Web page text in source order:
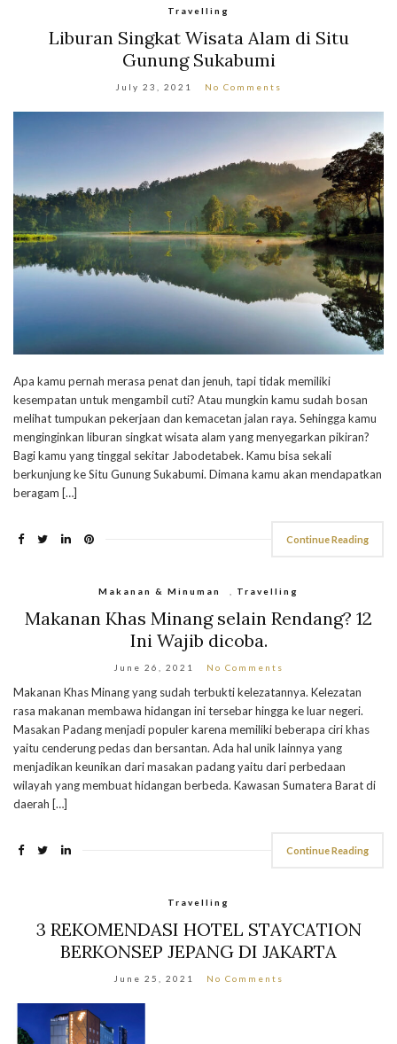
Travelling
Liburan Singkat Wisata Alam di Situ
Gunung Sukabumi
July 23, 2021 No Comments
Apa kamu pernah merasa penat dan jenuh, tapi tidak memiliki
kesempatan untuk mengambil cuti? Atau mungkin kamu sudah bosan
melihat tumpukan pekerjaan dan kemacetan jalan raya. Sehingga kamu
menginginkan liburan singkat wisata alam yang menyegarkan pikiran?
Bagi kamu yang tinggal sekitar Jabodetabek. Kamu bisa sekali
berkunjung ke Situ Gunung Sukabumi. Dimana kamu akan mendapatkan
beragam […]
Continue Reading
Makanan & Minuman Travelling
Makanan Khas Minang selain Rendang? 12
Ini Wajib dicoba.
June 26, 2021 No Comments
Makanan Khas Minang yang sudah terbukti kelezatannya. Kelezatan
rasa makanan membawa hidangan ini tersebar hingga ke luar negeri.
Masakan Padang menjadi populer karena memiliki beberapa ciri khas
yaitu cenderung pedas dan bersantan. Ada hal unik lainnya yang
menjadikan keunikan dari masakan padang yaitu dari perbedaan
wilayah yang membuat hidangan berbeda. Kawasan Sumatera Barat di
daerah […]
Continue Reading
Travelling
3 REKOMENDASI HOTEL STAYCATION
BERKONSEP JEPANG DI JAKARTA
June 25, 2021 No Comments